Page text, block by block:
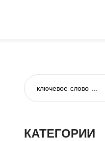
КАТЕГОРИИ